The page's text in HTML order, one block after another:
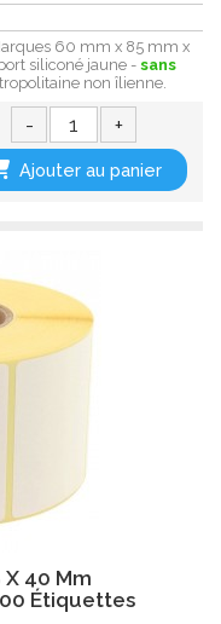
60 mm x 85 mm x
siliconé jaune - sans
non îlienne.
- +
Ajouter au panier
40 Mm
Étiquettes